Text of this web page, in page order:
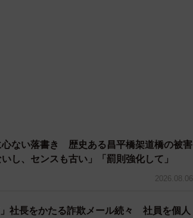
ない落書き 歴史ある昌平橋架道橋の被害
し、センスも古い」「罰則強化して」
2026.08.06
社長をかたる詐欺メール続々 社員を個人